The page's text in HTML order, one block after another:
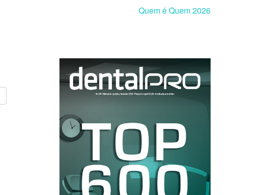
Quem é Quem 2026